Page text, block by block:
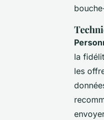
la
les